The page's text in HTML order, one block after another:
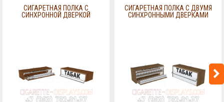
СИГАРЕТНАЯ ПОЛКА С
СИНХРОННОЙ ДВЕРКОЙ
СИГАРЕТНАЯ ПОЛКА С ДВУМЯ
СИНХРОННЫМИ ДВЕРКАМИ